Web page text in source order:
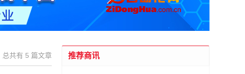
总共有 5 篇文章 推荐商讯